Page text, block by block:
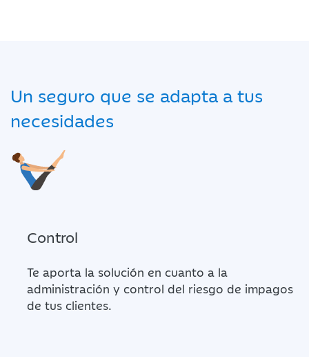
Un seguro que se adapta a tus
necesidades
Control
Te aporta la solución en cuanto a la
administración y control del riesgo de impagos
de tus clientes.